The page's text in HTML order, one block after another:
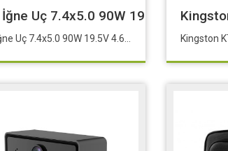
Lcd E
Uç 7.4x5.0 90W 19.5V 4.62A